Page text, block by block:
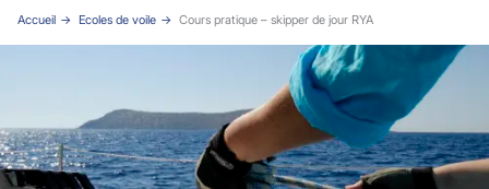
Accueil Ecoles de voile Cours pratique – skipper de jour RYA